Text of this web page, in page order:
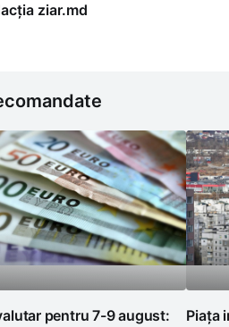
ziar.md
pentru 7-9 august:
Piața